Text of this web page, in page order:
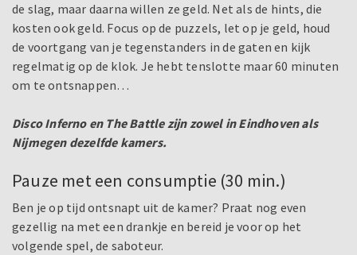
de slag, maar daarna willen ze geld. Net als de hints, die
kosten ook geld. Focus op de puzzels, let op je geld, houd
de voortgang van je tegenstanders in de gaten en kijk
regelmatig op de klok. Je hebt tenslotte maar 60 minuten
om te ontsnappen…
Disco Inferno en The Battle zijn zowel in Eindhoven als
Nijmegen dezelfde kamers.
Pauze met een consumptie (30 min.)
Ben je op tijd ontsnapt uit de kamer? Praat nog even
gezellig na met een drankje en bereid je voor op het
volgende spel, de saboteur.